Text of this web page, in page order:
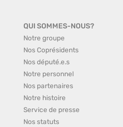
QUI SOMMES-NOUS?
Notre groupe
Nos Coprésidents
Nos député.e.s
Notre personnel
Nos partenaires
Notre histoire
Service de presse
Nos statuts